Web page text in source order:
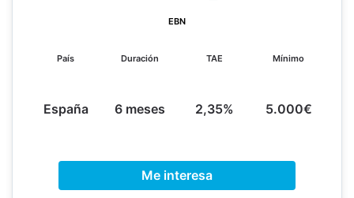
EBN
País
España
Duración
6 meses
TAE
2,35%
Mínimo
5.000€
Me interesa